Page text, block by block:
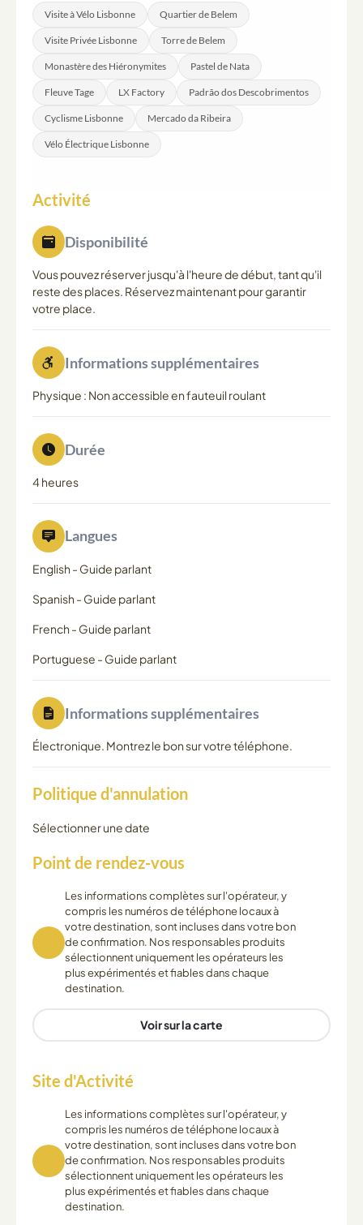
complètes. L'itinéraire peut être adapté à vos centres
d'intérêt, et le rythme est défini selon la préférence de
votre groupe plutôt que selon un horaire fixe.
Visite à Vélo Lisbonne Quartier de Belem
Visite Privée Lisbonne Torre de Belem
Monastère des Hiéronymites Pastel de Nata
Fleuve Tage LX Factory Padrão dos Descobrimentos
Cyclisme Lisbonne Mercado da Ribeira
Vélo Électrique Lisbonne
Activité
Disponibilité
Vous pouvez réserver jusqu'à l'heure de début, tant qu'il
reste des places. Réservez maintenant pour garantir
votre place.
Informations supplémentaires
Physique : Non accessible en fauteuil roulant
Durée
4 heures
Langues
English - Guide parlant
Spanish - Guide parlant
French - Guide parlant
Portuguese - Guide parlant
Informations supplémentaires
Électronique. Montrez le bon sur votre téléphone.
Politique d'annulation
Sélectionner une date
Point de rendez-vous
Les informations complètes sur l'opérateur, y
compris les numéros de téléphone locaux à
votre destination, sont incluses dans votre bon
de confirmation. Nos responsables produits
sélectionnent uniquement les opérateurs les
plus expérimentés et fiables dans chaque
destination.
Voir sur la carte
Site d'Activité
Les informations complètes sur l'opérateur, y
compris les numéros de téléphone locaux à
votre destination, sont incluses dans votre bon
de confirmation. Nos responsables produits
sélectionnent uniquement les opérateurs les
plus expérimentés et fiables dans chaque
destination.